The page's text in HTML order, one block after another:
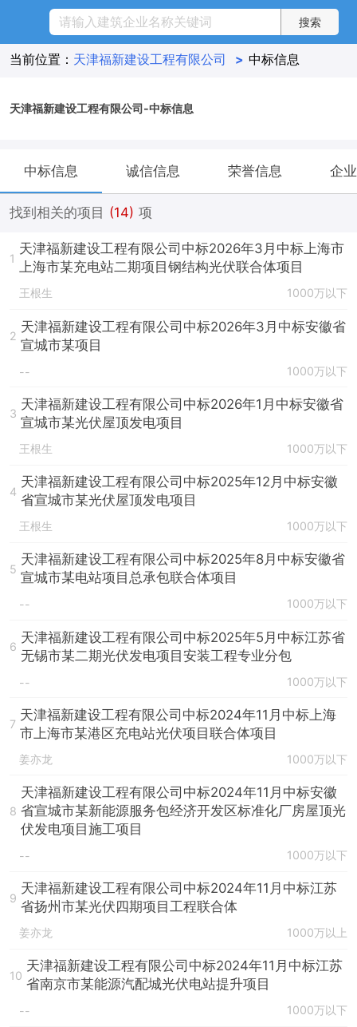
当前位置： 天津福新建设工程有限公司 > 中标信息
天津福新建设工程有限公司-中标信息
中标信息 诚信信息 荣誉信息 企
找到相关的项目 (14) 项
1
天津福新建设工程有限公司中标2026年3月中标上海市
上海市某充电站二期项目钢结构光伏联合体项目
王根生 1000万以下
2
天津福新建设工程有限公司中标2026年3月中标安徽省
宣城市某项目
-- 1000万以下
3
天津福新建设工程有限公司中标2026年1月中标安徽省
宣城市某光伏屋顶发电项目
王根生 1000万以下
4
天津福新建设工程有限公司中标2025年12月中标安徽
省宣城市某光伏屋顶发电项目
王根生 1000万以下
5
天津福新建设工程有限公司中标2025年8月中标安徽省
宣城市某电站项目总承包联合体项目
-- 1000万以下
6
天津福新建设工程有限公司中标2025年5月中标江苏省
无锡市某二期光伏发电项目安装工程专业分包
-- 1000万以下
7
天津福新建设工程有限公司中标2024年11月中标上海
市上海市某港区充电站光伏项目联合体项目
姜亦龙 1000万以下
8
天津福新建设工程有限公司中标2024年11月中标安徽
省宣城市某新能源服务包经济开发区标准化厂房屋顶光
伏发电项目施工项目
-- 1000万以下
9
天津福新建设工程有限公司中标2024年11月中标江苏
省扬州市某光伏四期项目工程联合体
姜亦龙 1000万以上
10
天津福新建设工程有限公司中标2024年11月中标江苏
省南京市某能源汽配城光伏电站提升项目
-- 1000万以下